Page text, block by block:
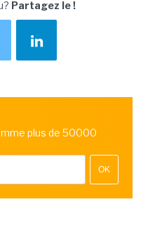
Partagez le !
plus de 50000
OK